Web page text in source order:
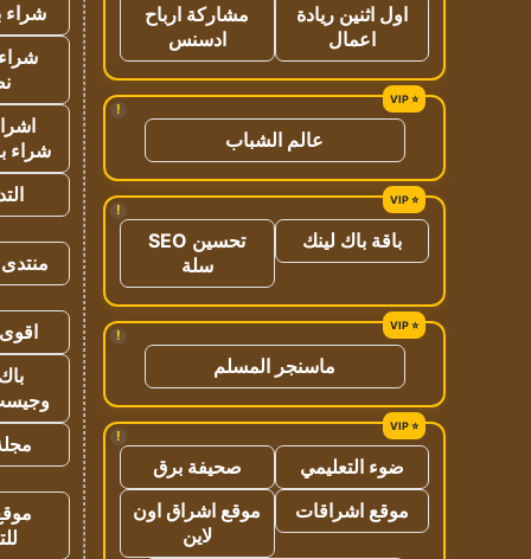
اول اثنين ريادة
اعمال
مشاركة ارباح
ادسنس
!
عالم الشباب
!
باقة باك لينك
تحسين SEO
سلة
!
ماسنجر المسلم
!
ضوء التعليمي
صحيفة برق
موقع اشراقات
موقع اشراق اون
لاين
شراء
شراء